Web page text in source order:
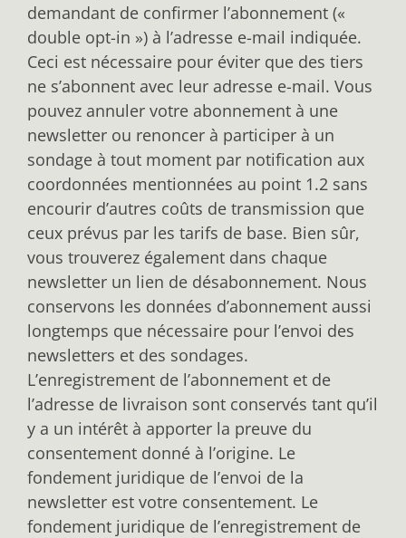
demandant de confirmer l’abonnement («
double opt-in ») à l’adresse e-mail indiquée.
Ceci est nécessaire pour éviter que des tiers
ne s’abonnent avec leur adresse e-mail. Vous
pouvez annuler votre abonnement à une
newsletter ou renoncer à participer à un
sondage à tout moment par notification aux
coordonnées mentionnées au point 1.2 sans
encourir d’autres coûts de transmission que
ceux prévus par les tarifs de base. Bien sûr,
vous trouverez également dans chaque
newsletter un lien de désabonnement. Nous
conservons les données d’abonnement aussi
longtemps que nécessaire pour l’envoi des
newsletters et des sondages.
L’enregistrement de l’abonnement et de
l’adresse de livraison sont conservés tant qu’il
y a un intérêt à apporter la preuve du
consentement donné à l’origine. Le
fondement juridique de l’envoi de la
newsletter est votre consentement. Le
fondement juridique de l’enregistrement de